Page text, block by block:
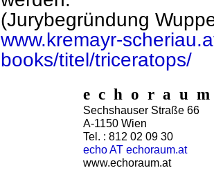
(Jurybegründung
www.kremayr-
books/titel/triceratops/
e c h o r a u m
Sechshauser Straße 66
A-1150 Wien
Tel. : 812 02 09 30
echo AT echoraum.at
www.echoraum.at